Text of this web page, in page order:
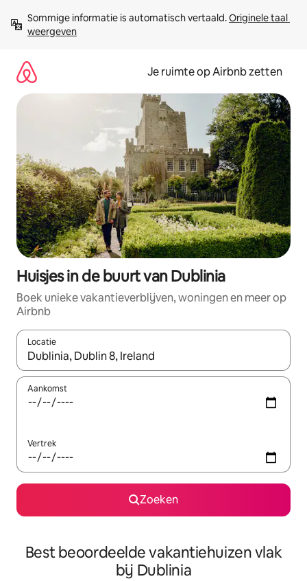
direct
naar
Sommige informatie is automatisch vertaald. Originele taal
weergeven
Je ruimte op Airbnb zetten
Huisjes in de buurt van Dublinia
Boek unieke vakantieverblijven, woningen en meer op
Airbnb
Locatie
Wanneer er suggesties beschikbaar zijn, maak je een keuze
Aankomst
Vertrek
Zoeken
Best beoordeelde vakantiehuizen vlak
bij Dublinia